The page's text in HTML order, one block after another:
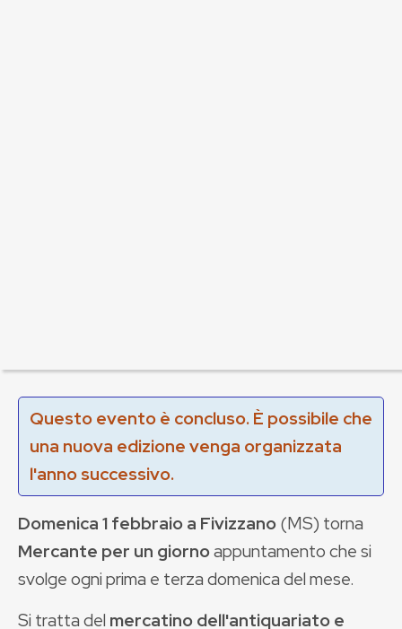
Questo evento è concluso. È possibile che
una nuova edizione venga organizzata
l'anno successivo.
Domenica 1 febbraio a Fivizzano(MS) torna
Mercante per un giornoappuntamento che si
svolge ogni prima e terza domenica del mese.
Si tratta del mercatino dell'antiquariato e